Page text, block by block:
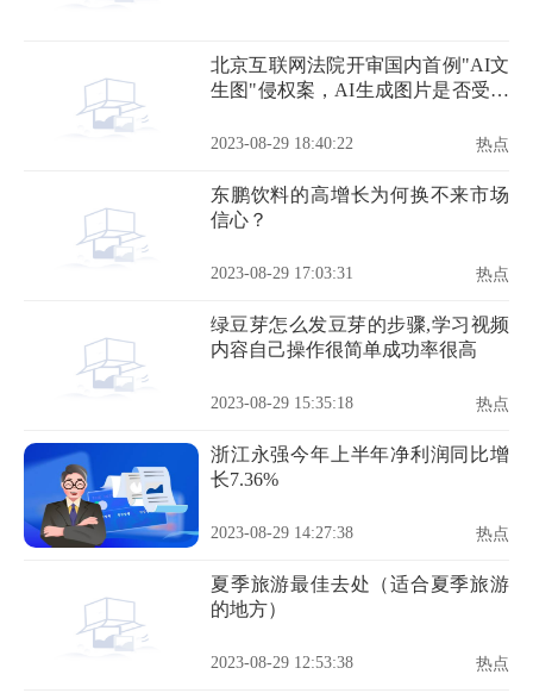
北京互联网法院开审国内首例"AI文
生图"侵权案，AI生成图片是否受法
2023-08-29 18:40:22 热点
东鹏饮料的高增长为何换不来市场
信心？
2023-08-29 17:03:31 热点
绿豆芽怎么发豆芽的步骤,学习视频
内容自己操作很简单成功率很高
2023-08-29 15:35:18 热点
浙江永强今年上半年净利润同比增
长7.36%
2023-08-29 14:27:38 热点
夏季旅游最佳去处（适合夏季旅游
的地方）
2023-08-29 12:53:38 热点